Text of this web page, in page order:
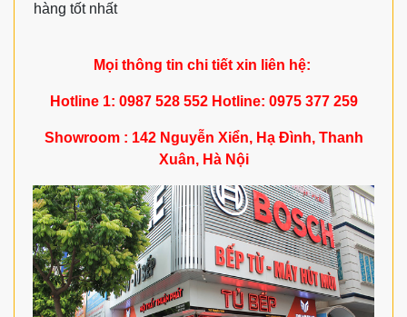
hàng tốt nhất
Mọi thông tin chi tiết xin liên hệ:
Hotline 1: 0987 528 552 Hotline: 0975 377 259
Showroom : 142 Nguyễn Xiển, Hạ Đình, Thanh
Xuân, Hà Nội